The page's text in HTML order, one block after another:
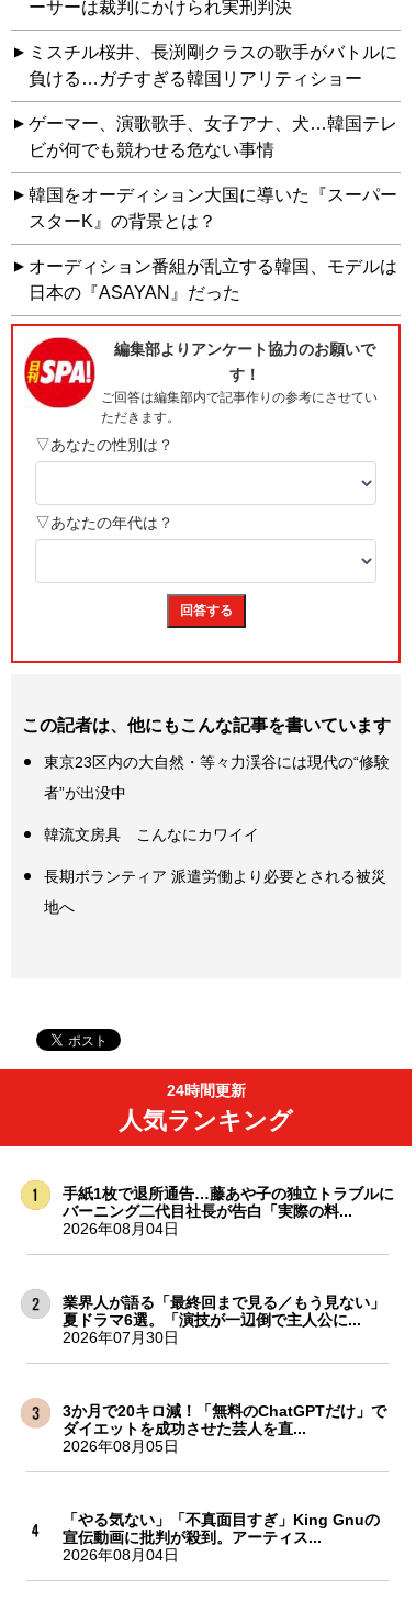
ーサーは裁判にかけられ実刑判決
ミスチル桜井、長渕剛クラスの歌手がバトルに
負ける…ガチすぎる韓国リアリティショー
ゲーマー、演歌歌手、女子アナ、犬…韓国テレ
ビが何でも競わせる危ない事情
韓国をオーディション大国に導いた『スーパー
スターK』の背景とは？
オーディション番組が乱立する韓国、モデルは
日本の『ASAYAN』だった
この記者は、他にもこんな記事を書いています
東京23区内の大自然・等々力渓谷には現代の“修験
者”が出没中
韓流文房具 こんなにカワイイ
長期ボランティア 派遣労働より必要とされる被災
地へ
24時間更新
人気ランキング
手紙1枚で退所通告…藤あや子の独立トラブルに
バーニング二代目社長が告白「実際の料...
2026年08月04日
業界人が語る「最終回まで見る／もう見ない」
夏ドラマ6選。「演技が一辺倒で主人公に...
2026年07月30日
3か月で20キロ減！「無料のChatGPTだけ」で
ダイエットを成功させた芸人を直...
2026年08月05日
「やる気ない」「不真面目すぎ」King Gnuの
宣伝動画に批判が殺到。アーティス...
2026年08月04日